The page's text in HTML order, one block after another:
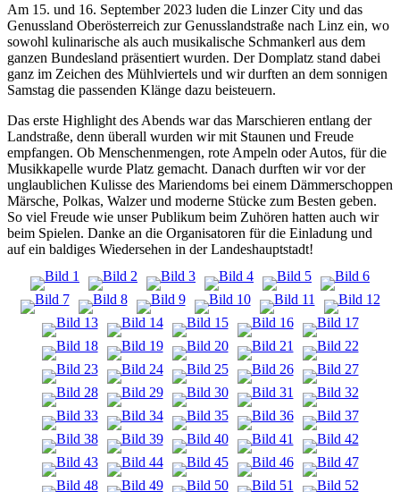
Am 15. und 16. September 2023 luden die Linzer City und das
Genussland Oberösterreich zur Genusslandstraße nach Linz ein, wo
sowohl kulinarische als auch musikalische Schmankerl aus dem
ganzen Bundesland präsentiert wurden. Der Domplatz stand dabei
ganz im Zeichen des Mühlviertels und wir durften an dem sonnigen
Samstag die passenden Klänge dazu beisteuern.
Das erste Highlight des Abends war das Marschieren entlang der
Landstraße, denn überall wurden wir mit Staunen und Freude
empfangen. Ob Menschenmengen, rote Ampeln oder Autos, für die
Musikkapelle wurde Platz gemacht. Danach durften wir vor der
unglaublichen Kulisse des Mariendoms bei einem Dämmerschoppen
Märsche, Polkas, Walzer und moderne Stücke zum Besten geben.
So viel Freude wie unser Publikum beim Zuhören hatten auch wir
beim Spielen. Danke an die Organisatoren für die Einladung und
auf ein baldiges Wiedersehen in der Landeshauptstadt!